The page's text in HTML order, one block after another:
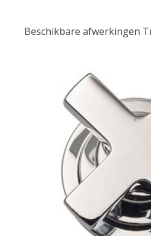
Beschikbare afwerkingen